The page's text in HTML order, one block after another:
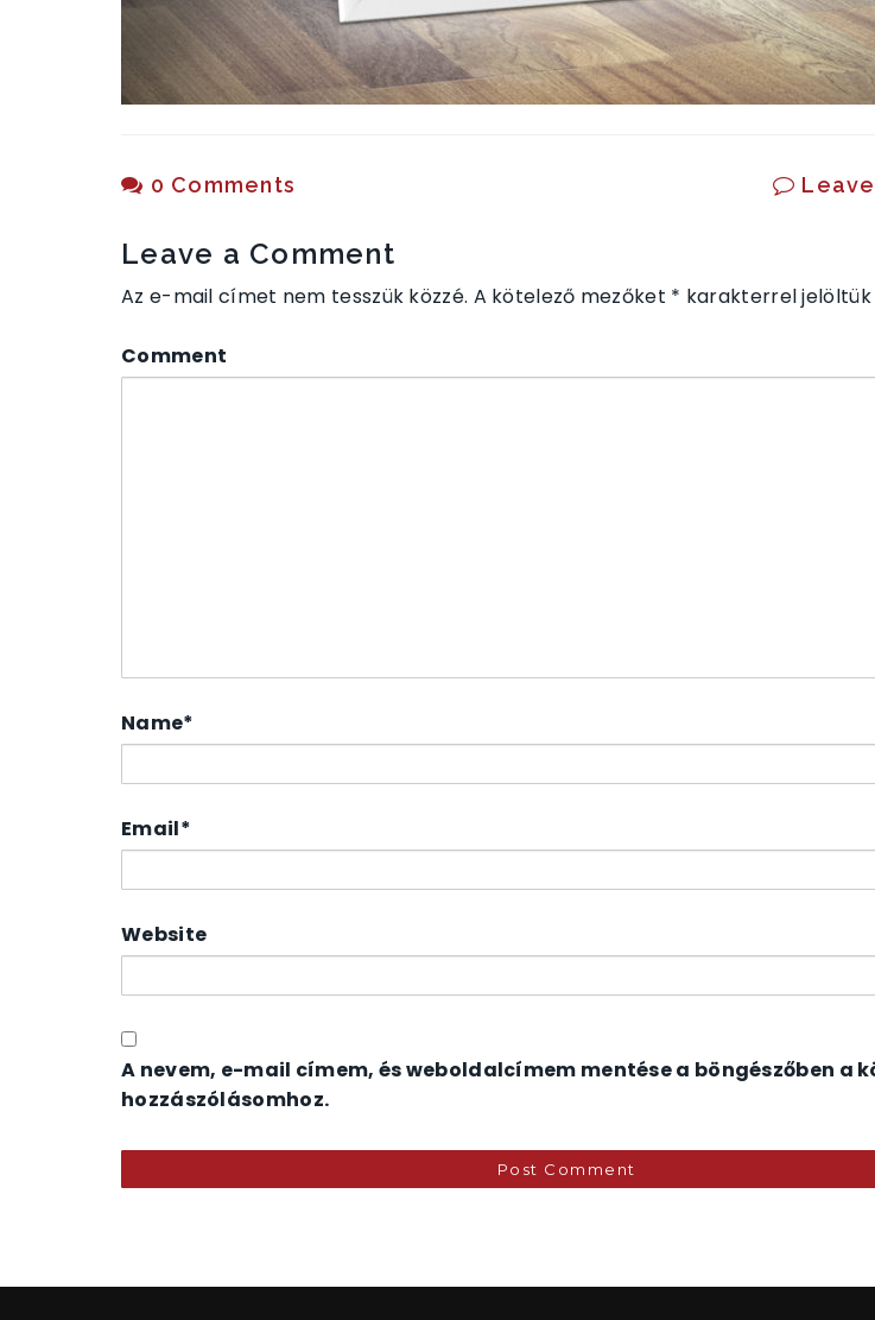
0 Comments
Leave a Comment
Az e-mail címet nem tesszük közzé. A kötelező mezőket * karakterrel jelöltük
Comment
Name*
Email*
Website
A nevem, e-mail címem, és weboldalcímem mentése a böngészőben a
hozzászólásomhoz.